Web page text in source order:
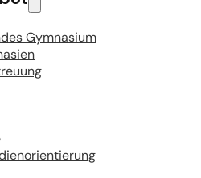
Gymnasium